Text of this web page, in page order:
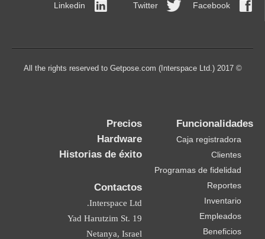
Facebook
Twitter
Linkedin
© 2017 All the rights reserved to Getpose.com (Interspace Ltd.)
Funcionalidades
Caja registradora
Clientes
Programas de fidelidad
Reportes
Inventario
Empleados
Beneficios
Precios
Hardware
Historias de éxito
Contactos
Interspace Ltd.
19 Yad Harutzim St.
Netanya, Israel